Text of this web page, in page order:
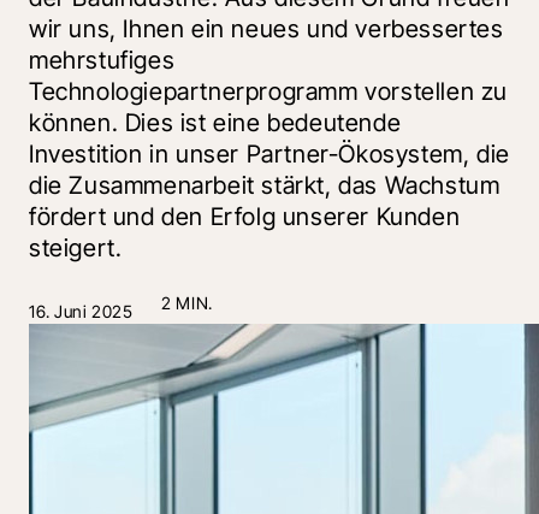
wir uns, Ihnen ein neues und verbessertes
mehrstufiges
Technologiepartnerprogramm vorstellen zu
können. Dies ist eine bedeutende
Investition in unser Partner-Ökosystem, die
die Zusammenarbeit stärkt, das Wachstum
fördert und den Erfolg unserer Kunden
steigert.
16. Juni 2025 2 MIN.